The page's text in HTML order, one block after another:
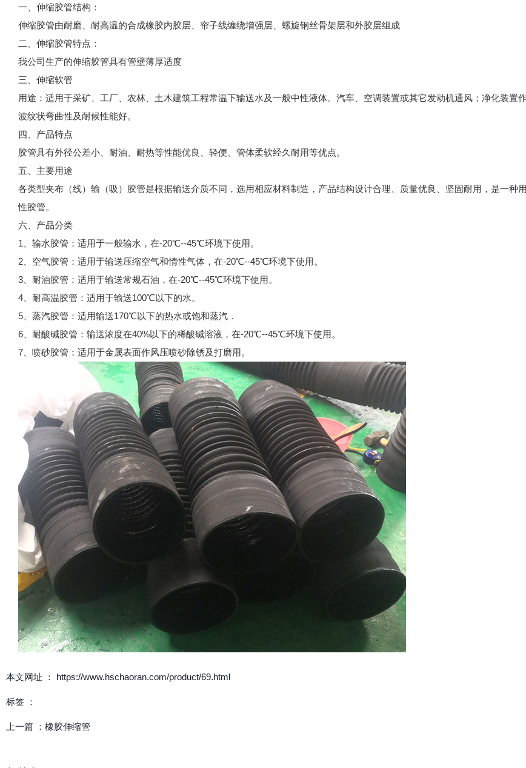
一、伸缩胶管结构：
伸缩胶管由耐磨、耐高温的合成橡胶内胶层、帘子线缠绕增强层、螺旋钢丝骨架层和外胶层组成
二、伸缩胶管特点：
我公司生产的伸缩胶管具有管壁薄厚适度
三、伸缩软管
用途：适用于采矿、工厂、农林、土木建筑工程常温下输送水及一般中性液体。汽车、空调装置或其它发动机通风；净化装
波纹状弯曲性及耐候性能好。
四、产品特点
胶管具有外径公差小、耐油、耐热等性能优良、轻便、管体柔软经久耐用等优点。
五、主要用途
各类型夹布（线）输（吸）胶管是根据输送介质不同，选用相应材料制造，产品结构设计合理、质量优良、坚固耐用，是一种
性胶管。
六、产品分类
1、输水胶管：适用于一般输水，在-20℃--45℃环境下使用。
2、空气胶管：适用于输送压缩空气和惰性气体，在-20℃--45℃环境下使用。
3、耐油胶管：适用于输送常规石油，在-20℃--45℃环境下使用。
4、耐高温胶管：适用于输送100℃以下的水。
5、蒸汽胶管：适用输送170℃以下的热水或饱和蒸汽．
6、耐酸碱胶管：输送浓度在40%以下的稀酸碱溶液，在-20℃--45℃环境下使用。
7、喷砂胶管：适用于金属表面作风压喷砂除锈及打磨用。
本文网址 ： https://www.hschaoran.com/product/69.html
标签 ：
上一篇 ： 橡胶伸缩管